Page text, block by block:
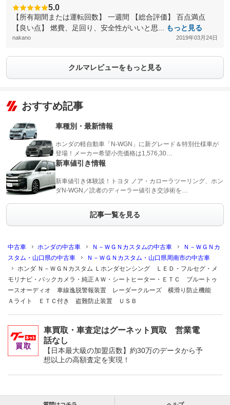
5.0
【所有期間または運転回数】 一週間 【総合評価】 百点満点
【良い点】 燃費、足回り、安全性がいいと思...
もっと見る
nakano 2019年03月24日
クルマレビューをもっと見る
おすすめ記事
車種別・最新情報
ホンダの軽自動車「N-WGN」に新グレード＆特別仕様車が
登場！メーカー希望小売価格は1,576,30…
新車値引き情報
新車値引き体験談！トヨタ ノア・カローラツーリング、ホン
ダN-WGN／読者のディーラー値引き交渉術を…
記事一覧を見る
中古車 ホンダの中古車 Ｎ－ＷＧＮカスタムの中古車
Ｎ－ＷＧＮカ
スタム・山口県の中古車
Ｎ－ＷＧＮカスタム・山口県周南市の中古車
ホンダ Ｎ－ＷＧＮカスタム Ｌホンダセンシング ＬＥＤ・フルセグ・メ
モリナビ・バックカメラ・純正ＡＷ・シートヒーター・ＥＴＣ ブルートゥ
ースオーディオ 車線逸脱警報装置 レーダークルーズ 横滑り防止機能
Ａライト ＥＴＣ付き 盗難防止装置 ＵＳＢ
車買取・車査定はグーネット買取 営業電
話なし
【日本最大級の加盟店数】約30万のデータから予
想以上の高額査定を実現！